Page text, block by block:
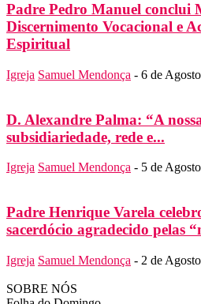
Padre Pedro Manuel conclui
Discernimento Vocacional e
Espiritual
Igreja Samuel Mendonça - 6 de
D. Alexandre Palma: “A
subsidiariedade, rede e...
Igreja Samuel Mendonça - 5 de
Padre Henrique Varela
sacerdócio agradecido pelas
Igreja Samuel Mendonça - 2 de
SOBRE NÓS